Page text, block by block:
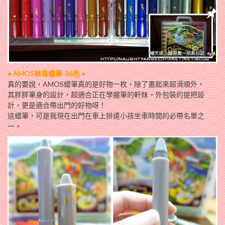
●AMOS無毒蠟筆-36色●
真的要說，AMOS蜡筆真的是好物一枚，除了畫起來超滑順外。
其胖胖筆身的設計，超適合正在學握筆的軒妹。外包裝的提把設
計，更是適合帶出門的好物呀！
這蜡筆，可是我現在出門在車上排遣小孩坐車時間的必帶名單之
一。